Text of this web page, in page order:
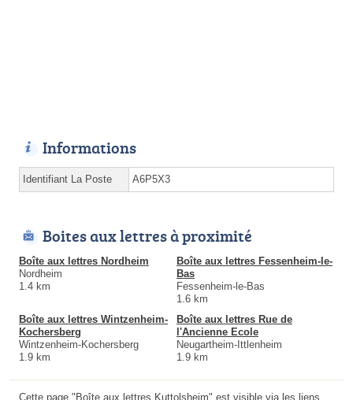
Informations
Identifiant La Poste A6P5X3
Boites aux lettres à proximité
Boîte aux lettres Nordheim
Nordheim
1.4 km
Boîte aux lettres Fessenheim-le-
Bas
Fessenheim-le-Bas
1.6 km
Boîte aux lettres Wintzenheim-
Kochersberg
Wintzenheim-Kochersberg
1.9 km
Boîte aux lettres Rue de
l'Ancienne Ecole
Neugartheim-Ittlenheim
1.9 km
Cette page "Boîte aux lettres Kuttolsheim" est visible via les liens